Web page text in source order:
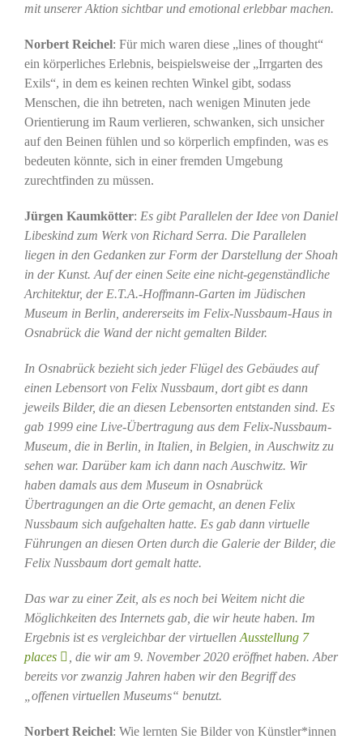
mit unserer Aktion sichtbar und emotional erlebbar machen.
Norbert Reichel: Für mich waren diese „lines of thought“
ein körperliches Erlebnis, beispielsweise der „Irrgarten des
Exils“, in dem es keinen rechten Winkel gibt, sodass
Menschen, die ihn betreten, nach wenigen Minuten jede
Orientierung im Raum verlieren, schwanken, sich unsicher
auf den Beinen fühlen und so körperlich empfinden, was es
bedeuten könnte, sich in einer fremden Umgebung
zurechtfinden zu müssen.
Jürgen Kaumkötter: Es gibt Parallelen der Idee von Daniel
Libeskind zum Werk von Richard Serra. Die Parallelen
liegen in den Gedanken zur Form der Darstellung der Shoah
in der Kunst. Auf der einen Seite eine nicht-gegenständliche
Architektur, der E.T.A.-Hoffmann-Garten im Jüdischen
Museum in Berlin, andererseits im Felix-Nussbaum-Haus in
Osnabrück die Wand der nicht gemalten Bilder.
In Osnabrück bezieht sich jeder Flügel des Gebäudes auf
einen Lebensort von Felix Nussbaum, dort gibt es dann
jeweils Bilder, die an diesen Lebensorten entstanden sind. Es
gab 1999 eine Live-Übertragung aus dem Felix-Nussbaum-
Museum, die in Berlin, in Italien, in Belgien, in Auschwitz zu
sehen war. Darüber kam ich dann nach Auschwitz. Wir
haben damals aus dem Museum in Osnabrück
Übertragungen an die Orte gemacht, an denen Felix
Nussbaum sich aufgehalten hatte. Es gab dann virtuelle
Führungen an diesen Orten durch die Galerie der Bilder, die
Felix Nussbaum dort gemalt hatte.
Das war zu einer Zeit, als es noch bei Weitem nicht die
Möglichkeiten des Internets gab, die wir heute haben. Im
Ergebnis ist es vergleichbar der virtuellen Ausstellung 7
places
die wir am 9. November 2020 eröffnet haben. Aber
bereits vor zwanzig Jahren haben wir den Begriff des
„offenen virtuellen Museums“ benutzt.
Norbert Reichel: Wie lernten Sie Bilder von Künstler*innen